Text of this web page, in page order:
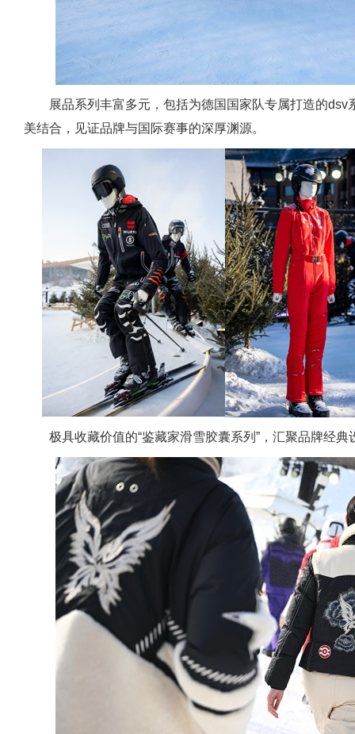
展品系列丰富多元，包括为德国国家队专属打造的
美结合，见证品牌与国际赛事的深厚渊源。
极具收藏价值的“鉴藏家滑雪胶囊系列”，汇聚品牌经